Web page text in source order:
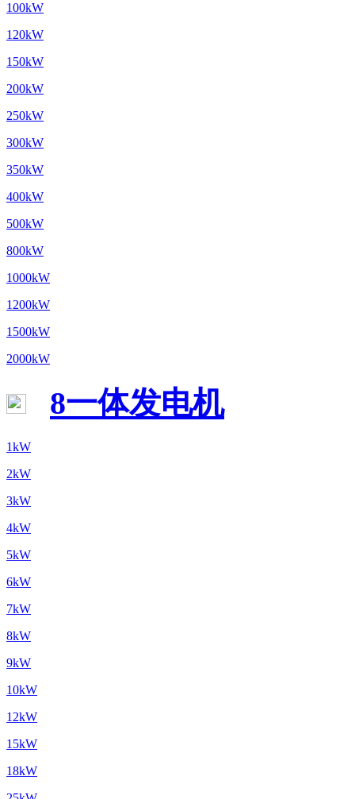
100kW
120kW
150kW
200kW
250kW
300kW
350kW
400kW
500kW
800kW
1000kW
1200kW
1500kW
2000kW
8一体发电机
1kW
2kW
3kW
4kW
5kW
6kW
7kW
8kW
9kW
10kW
12kW
15kW
18kW